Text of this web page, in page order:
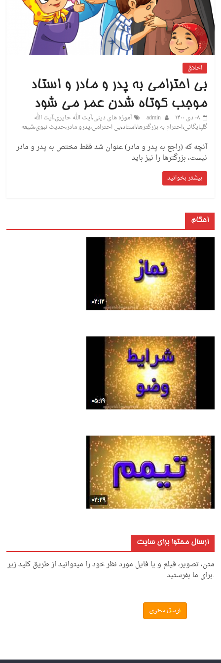
اخلاق
بی احترامی به پدر و مادر و استاد
موجب کوتاه شدن عمر می شود
۰۸ دی ۱۴۰۰ admin آموزه های دینی،آیت الله حایری،آیت الله
گلپایگانی،احترام به بزرگترها،استاد،بی احترامی،پدرو مادر،حدیث نبوی،شیعه
آنچه که (راجع به پدر و مادر) عنوان شد فقط مختص به پدر و مادر
نیست، بزرگترها را نیز باید
بیشتر بخوانید
احکام
ارسال محتوا برای سایت
متن، تصویر، فیلم و یا فایل مورد نظر خود را میتوانید از طریق کلید زیر
.برای ما بفرستید